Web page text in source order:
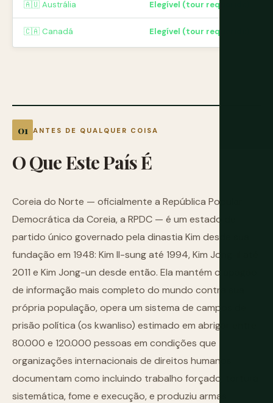
ANTES DE QUALQUER COISA
OQueEstePaísÉ
Coreia do Norte — oficialmente a República Popular
Democrática da Coreia, a RPDC — é um estado de
partido único governado pela dinastia Kim desde sua
fundação em 1948: Kim Il-sung até 1994, Kim Jong-il até
2011 e Kim Jong-un desde então. Ela mantém o apagão
de informação mais completo do mundo contra sua
própria população, opera um sistema de campos de
prisão política (os kwanliso) estimado em abrigar entre
80.000 e 120.000 pessoas em condições que
organizações internacionais de direitos humanos
documentam como incluindo trabalho forçado, tortura
sistemática, fome e execução, e produziu armas
🇦🇺 Austrália Elegível (tour requerido)
🇨🇦 Canadá Elegível (tour requerido)